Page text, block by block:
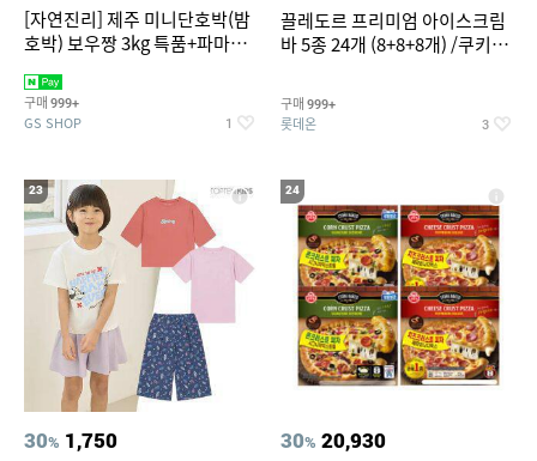
[자연진리] 제주 미니단호박(밤
호박) 보우짱 3kg 특품+파마산
구매 999+
GS SHOP 1
끌레도르 프리미엄 아이스크림
바 5종 24개 (8+8+8개) /쿠키앤
구매 999+
롯데온 3
23
30% 1,750
24
30% 20,930